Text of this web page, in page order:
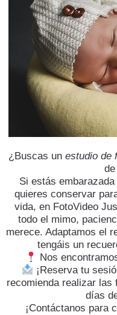
¿Buscas un estudio de
​Si estás
quieres conservar
vida, en FotoVideo
todo el mimo,
merece. Adaptamos el
tengáis un
Nos
¡Reserva tu
recomienda realizar las
días
​¡Contáctanos para